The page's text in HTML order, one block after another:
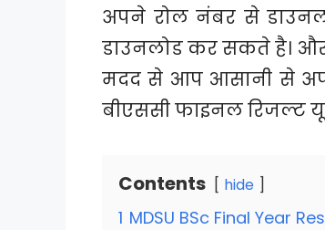
अपने रोल नंबर से
डाउनलोड कर सकते है। और
मदद से आप आसानी से
बीएससी फाइनल रिजल्ट
Contents hide
1 MDSU BSc Final Year